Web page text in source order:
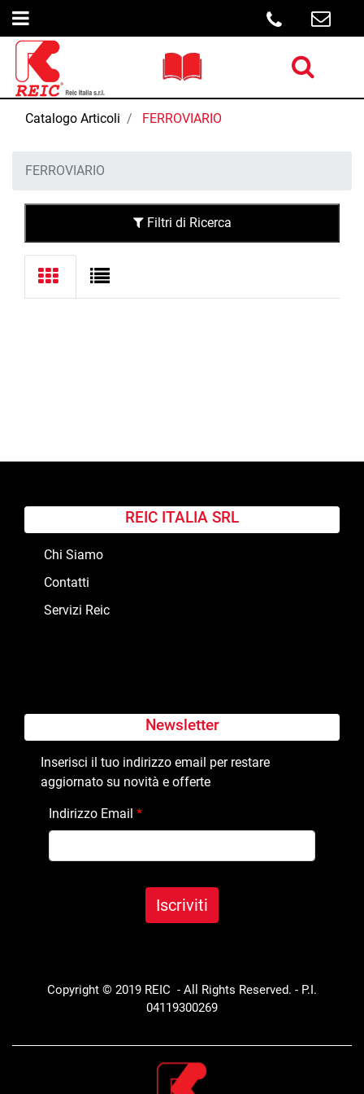
Open menu
Open menu
Catalogo Articoli FERROVIARIO
FERROVIARIO
Filtri di Ricerca
REIC ITALIA SRL
Chi Siamo
Contatti
Servizi Reic
Newsletter
Inserisci il tuo indirizzo email per restare
aggiornato su novità e offerte
Indirizzo Email *
Copyright © 2019 REIC - All Rights Reserved. - P.I.
04119300269